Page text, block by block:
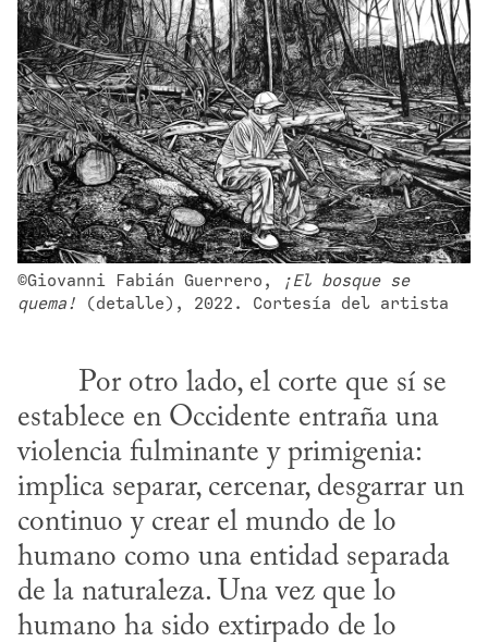
©Giovanni Fabián Guerrero,
¡El bosque se
quema! (detalle), 2022. Cortesía del artista
establece en Occidente entraña una
violencia fulminante y primigenia:
implica separar, cercenar, desgarrar un
continuo y crear el mundo de lo
humano como una entidad separada
de la naturaleza. Una vez que lo
humano ha sido extirpado de lo